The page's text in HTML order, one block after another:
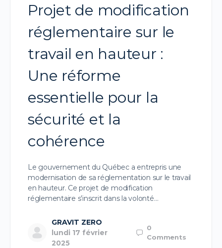
Projet de modification
réglementaire sur le
travail en hauteur :
Une réforme
essentielle pour la
sécurité et la
cohérence
Le gouvernement du Québec a entrepris une
modernisation de sa réglementation sur le travail
en hauteur. Ce projet de modification
réglementaire s’inscrit dans la volonté…
GRAVIT ZERO
lundi 17 février
2025
0
Comments